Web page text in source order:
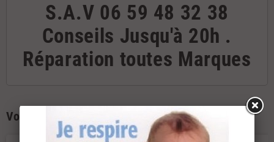
S.A.V 06 59 48 32 38
Conseils Jusqu'à 20h .
Réparation toutes Marques
Vous aimerez aussi